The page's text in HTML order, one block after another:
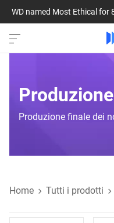
WD named Most Ethical for
Produzione finale dei
Home Tutti i prodotti